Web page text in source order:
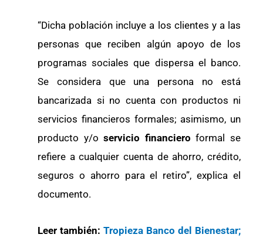
“Dicha población incluye a los clientes y a las
personas que reciben algún apoyo de los
programas sociales que dispersa el banco.
Se considera que una persona no está
bancarizada si no cuenta con productos ni
servicios financieros formales; asimismo, un
producto y/oservicio financieroformal se
refiere a cualquier cuenta de ahorro, crédito,
seguros o ahorro para el retiro”, explica el
documento.
Leer también: Tropieza Banco del Bienestar;